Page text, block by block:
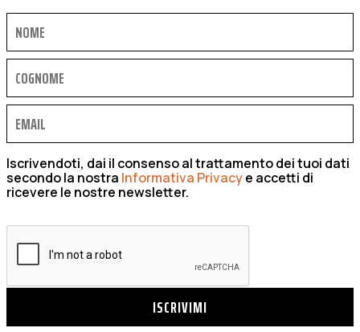
Iscrivendoti, dai il consenso al trattamento dei tuoi dati
secondo la nostra Informativa Privacye accetti di
ricevere le nostre newsletter.
ISCRIVIMI